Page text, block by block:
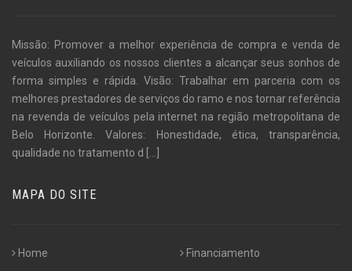
Missão: Promover a melhor experiência de compra e venda de
veículos auxiliando os nossos clientes a alcançar seus sonhos de
forma simples e rápida. Visão: Trabalhar em parceria com os
melhores prestadores de serviços do ramo e nos tornar referência
na revenda de veículos pela internet na região metropolitana de
Belo Horizonte. Valores: Honestidade, ética, transparência,
qualidade no tratamento d [...]
MAPA DO SITE
Home Financiamento